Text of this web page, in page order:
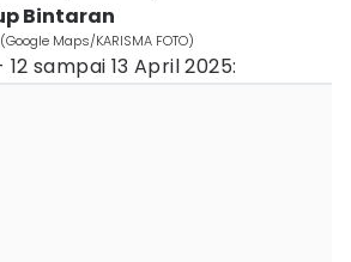
Bintaran
Maps/KARISMA FOTO)
sampai 13 April 2025: